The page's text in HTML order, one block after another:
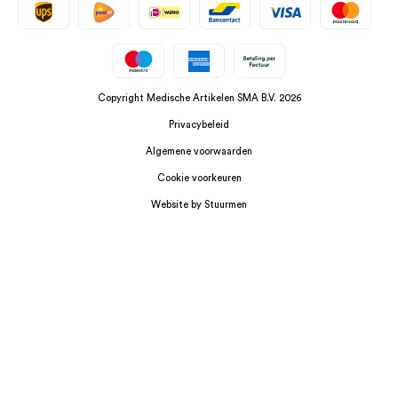
Copyright Medische Artikelen SMA B.V. 2026
Privacybeleid
Algemene voorwaarden
Cookie voorkeuren
Website by Stuurmen